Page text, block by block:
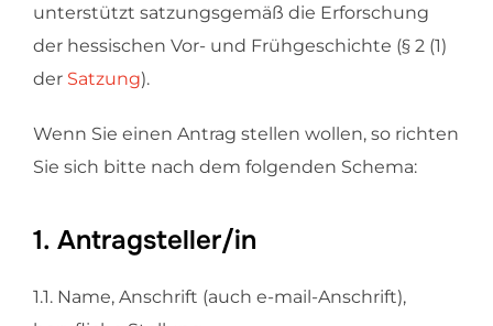
unterstützt satzungsgemäß die Erforschung
der hessischen Vor- und Frühgeschichte (§ 2 (1)
der Satzung).
Wenn Sie einen Antrag stellen wollen, so richten
Sie sich bitte nach dem folgenden Schema:
1. Antragsteller/in
1.1. Name, Anschrift (auch e-mail-Anschrift),